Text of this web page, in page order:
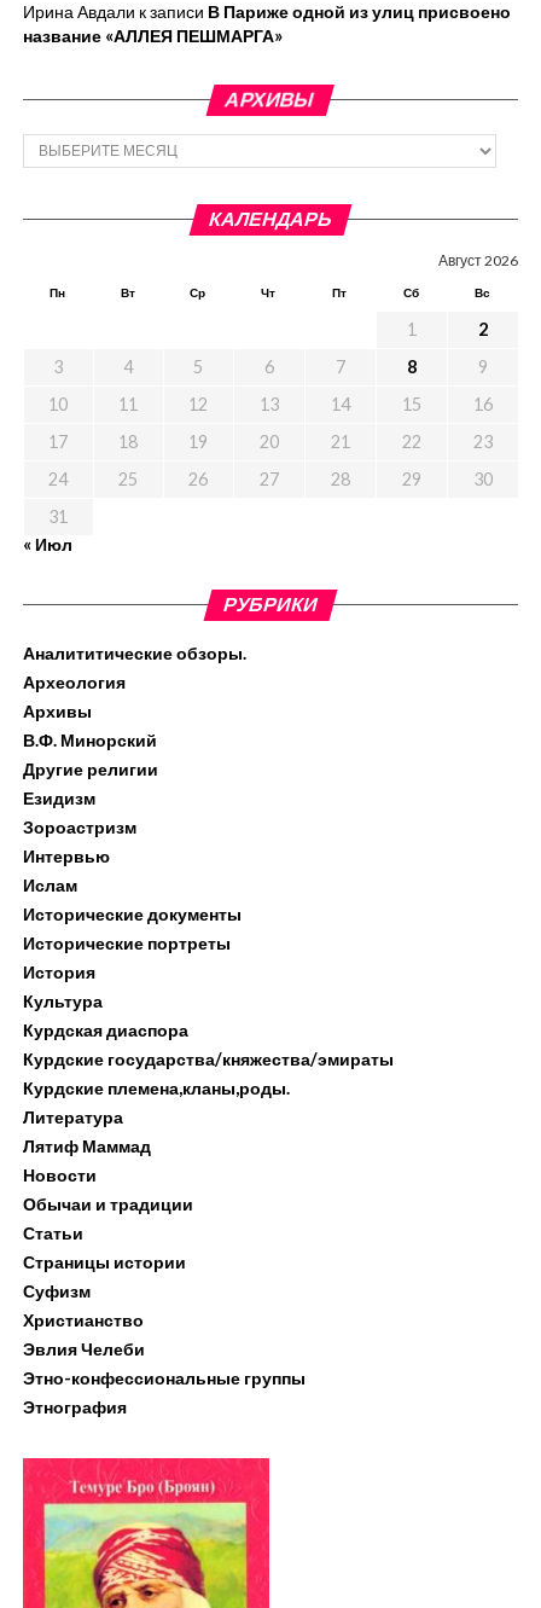
Ирина Авдали к записи В Париже одной из улиц присвоено
название «АЛЛЕЯ ПЕШМАРГА»
АРХИВЫ
Архивы
КАЛЕНДАРЬ
Август 2026
Пн Вт Ср Чт Пт Сб Вс
1
2
3
4 5 6 7 8
9
10
11 12 13 14 15
16
17
18 19 20 21 22
23
24
25 26 27 28 29
30
31
« Июл
РУБРИКИ
Аналититические обзоры.
Археология
Архивы
В.Ф. Минорский
Другие религии
Езидизм
Зороастризм
Интервью
Ислам
Исторические документы
Исторические портреты
История
Культура
Курдская диаспора
Курдские государства/княжества/эмираты
Курдские племена,кланы,роды.
Литература
Лятиф Маммад
Новости
Обычаи и традиции
Статьи
Страницы истории
Суфизм
Христианство
Эвлия Челеби
Этно-конфессиональные группы
Этнография